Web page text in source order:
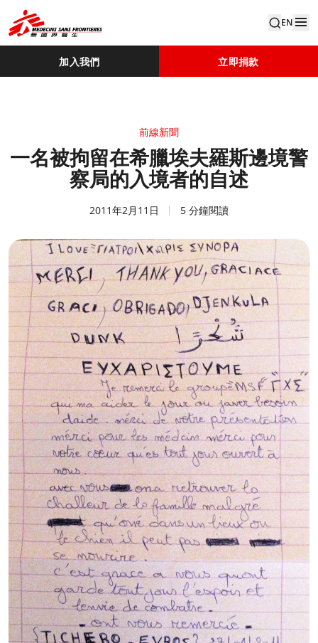
EN
加入我們 立即捐款
前線新聞
一名被拘留在希臘埃夫羅斯邊境警
察局的入境者的自述
2011年2月11日 5 分鐘閱讀